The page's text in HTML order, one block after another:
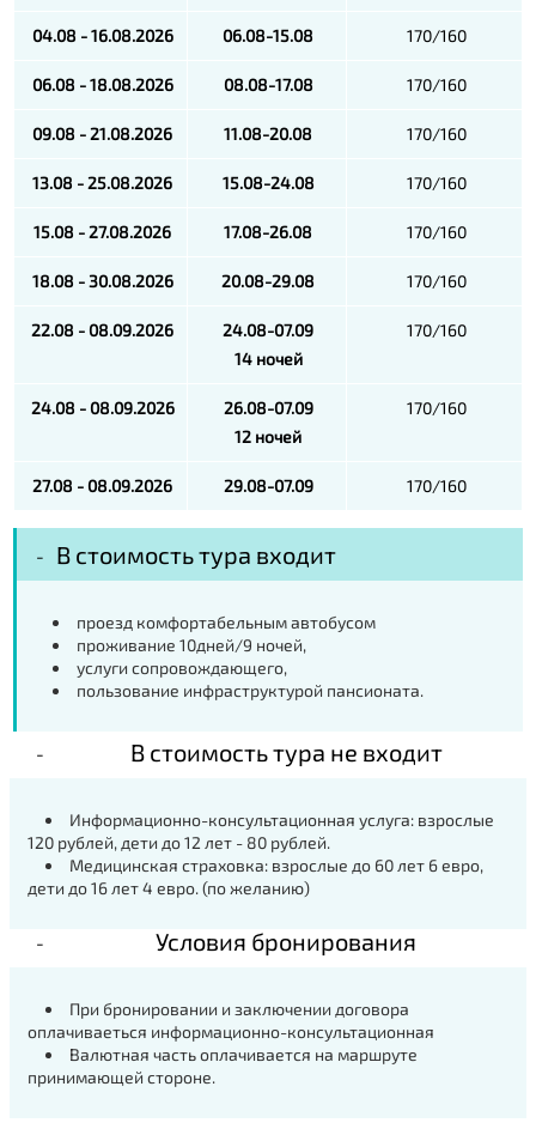
04.08 - 16.08.2026 06.08-15.08 170/160
06.08 - 18.08.2026 08.08-17.08 170/160
09.08 - 21.08.2026 11.08-20.08 170/160
13.08 - 25.08.2026 15.08-24.08 170/160
15.08 - 27.08.2026 17.08-26.08 170/160
18.08 - 30.08.2026 20.08-29.08 170/160
22.08 - 08.09.2026
24.08-07.09
14 ночей
170/160
24.08 - 08.09.2026
26.08-07.09
12 ночей
170/160
27.08 - 08.09.2026 29.08-07.09 170/160
В стоимость тура входит
проезд комфортабельным автобусом
проживание 10дней/9 ночей,
услуги сопровождающего,
пользование инфраструктурой пансионата.
В стоимость тура не входит
Информационно-консультационная услуга: взрослые
120 рублей, дети до 12 лет - 80 рублей.
Медицинская страховка: взрослые до 60 лет 6 евро,
дети до 16 лет 4 евро. (по желанию)
Условия бронирования
При бронировании и заключении договора
оплачиваеться информационно-консультационная
Валютная часть оплачивается на маршруте
принимающей стороне.